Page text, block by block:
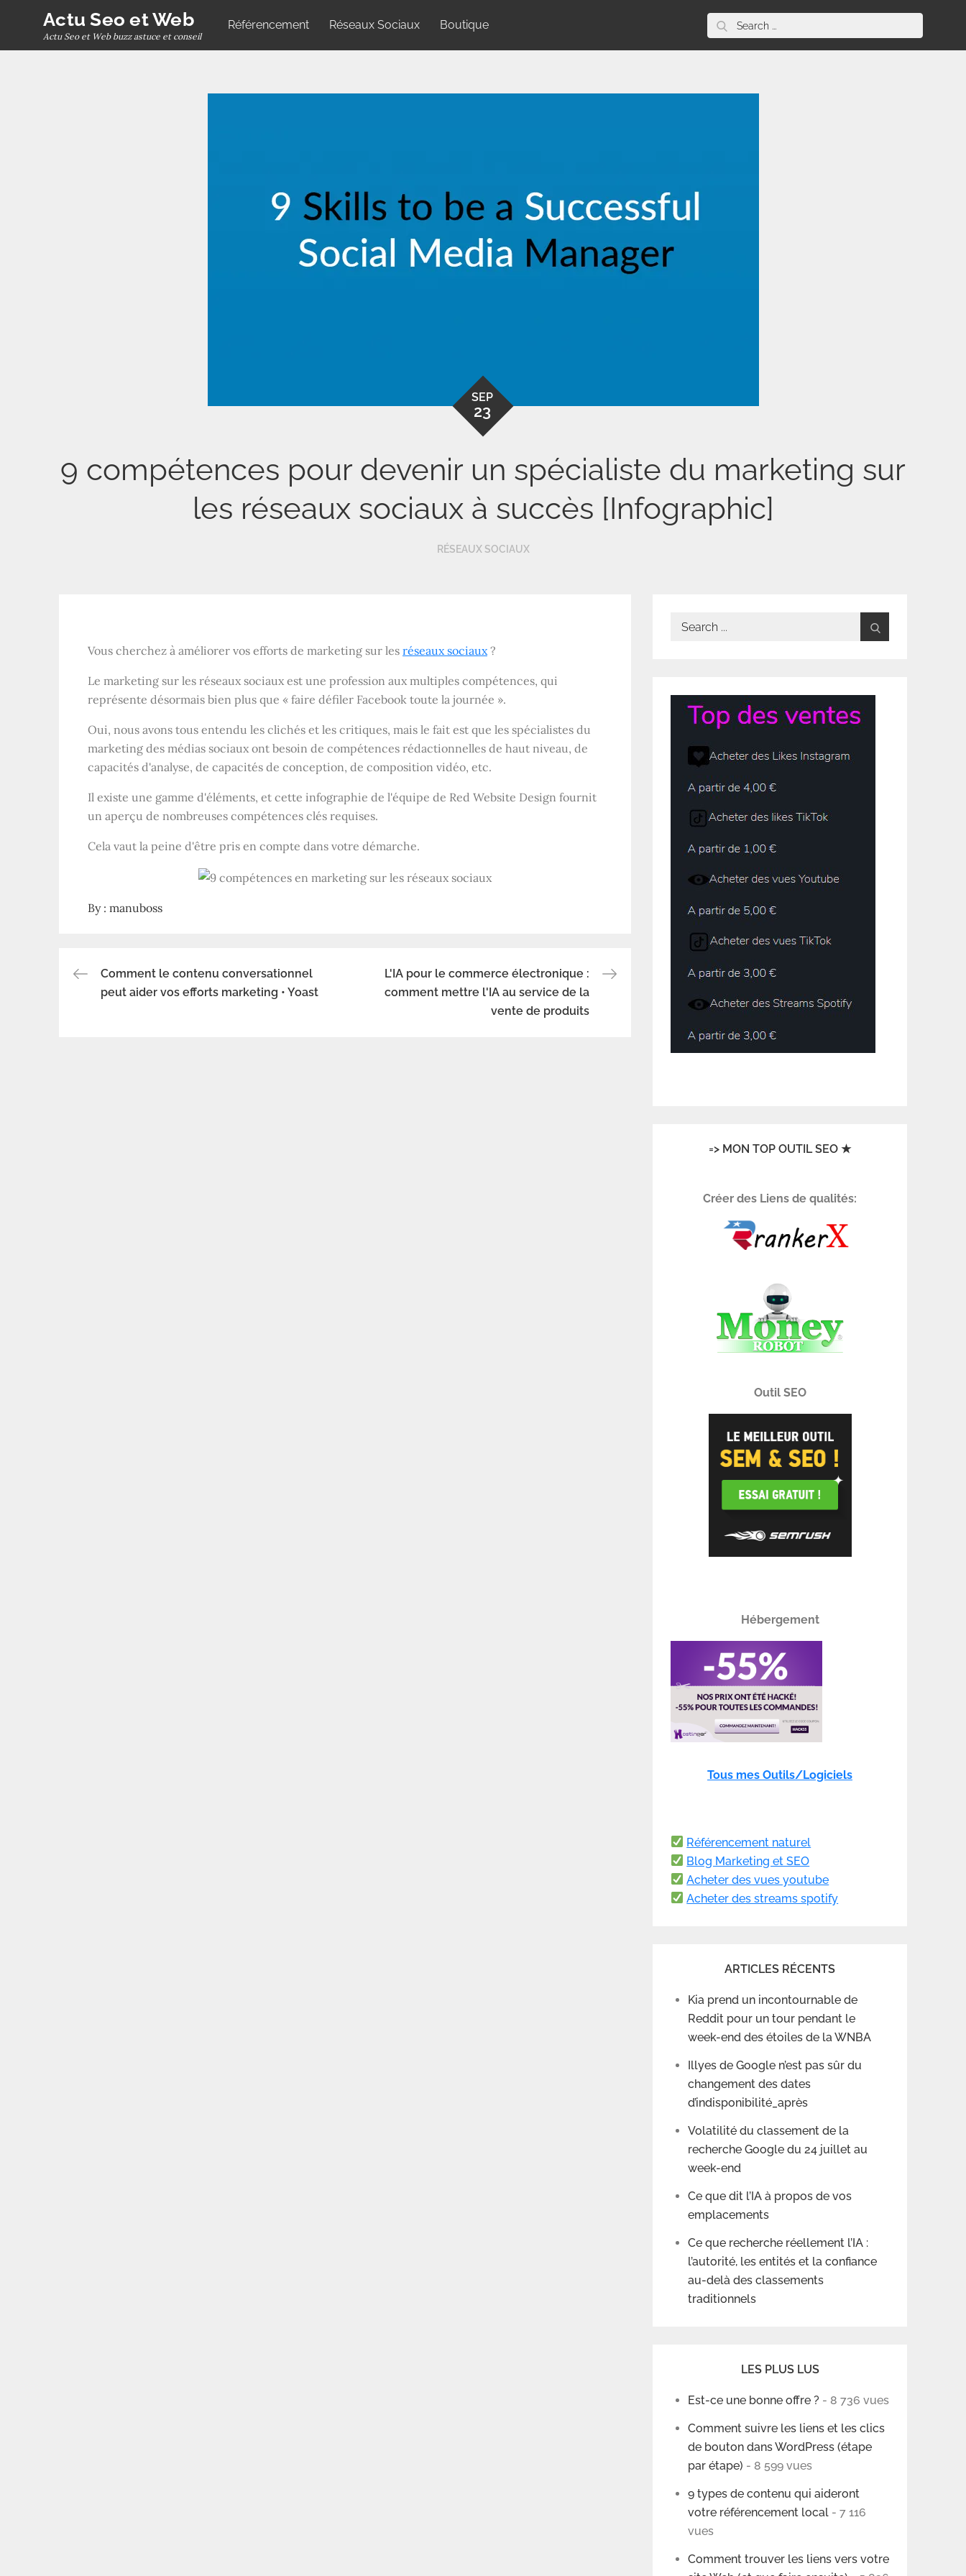
content
Actu Seo et Web
Actu Seo et Web buzz astuce et conseil
Référencement Réseaux Sociaux Boutique
Search
for:
SEP
23
9 compétences pour devenir un spécialiste du marketing sur
les réseaux sociaux à succès [Infographic]
RÉSEAUX SOCIAUX
Vous cherchez à améliorer vos efforts de marketing sur les réseaux sociaux?
Le marketing sur les réseaux sociaux est une profession aux multiples compétences, qui
représente désormais bien plus que « faire défiler Facebook toute la journée ».
Oui, nous avons tous entendu les clichés et les critiques, mais le fait est que les spécialistes du
marketing des médias sociaux ont besoin de compétences rédactionnelles de haut niveau, de
capacités d'analyse, de capacités de conception, de composition vidéo, etc.
Il existe une gamme d'éléments, et cette infographie de l'équipe de Red Website Design fournit
un aperçu de nombreuses compétences clés requises.
Cela vaut la peine d'être pris en compte dans votre démarche.
By : manuboss
Navigation
Comment le contenu conversationnel
peut aider vos efforts marketing • Yoast
L'IA pour le commerce électronique :
comment mettre l'IA au service de la
vente de produits
Search
=> MON TOP OUTIL SEO ★
Créer des Liens de qualités:
Outil SEO
Hébergement
Tous mes Outils/Logiciels
Référencement naturel
Blog Marketing et SEO
Acheter des vues youtube
Acheter des streams spotify
ARTICLES RÉCENTS
Kia prend un incontournable de
Reddit pour un tour pendant le
week-end des étoiles de la WNBA
Illyes de Google n’est pas sûr du
changement des dates
d’indisponibilité_après
Volatilité du classement de la
recherche Google du 24 juillet au
week-end
Ce que dit l’IA à propos de vos
emplacements
Ce que recherche réellement l’IA :
l’autorité, les entités et la confiance
au-delà des classements
traditionnels
LES PLUS LUS
Est-ce une bonne offre ? - 8 736 vues
Comment suivre les liens et les clics
de bouton dans WordPress (étape
par étape) - 8 599 vues
9 types de contenu qui aideront
votre référencement local - 7 116
vues
Comment trouver les liens vers votre